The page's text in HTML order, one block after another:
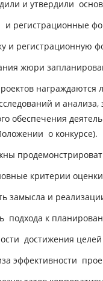
и утвердили
и регистрационные
и регистрационную
жюри
и
обеспечения
о конкурсе).
критерии
замысла и
подхода к
достижения целей
эффективности